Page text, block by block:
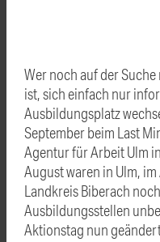
Wer noch auf der
ist, sich einfach nur
Ausbildungsplatz
September beim Last
Agentur für Arbeit Ulm
August waren in Ulm,
Landkreis Biberach
Ausbildungsstellen
Aktionstag nun